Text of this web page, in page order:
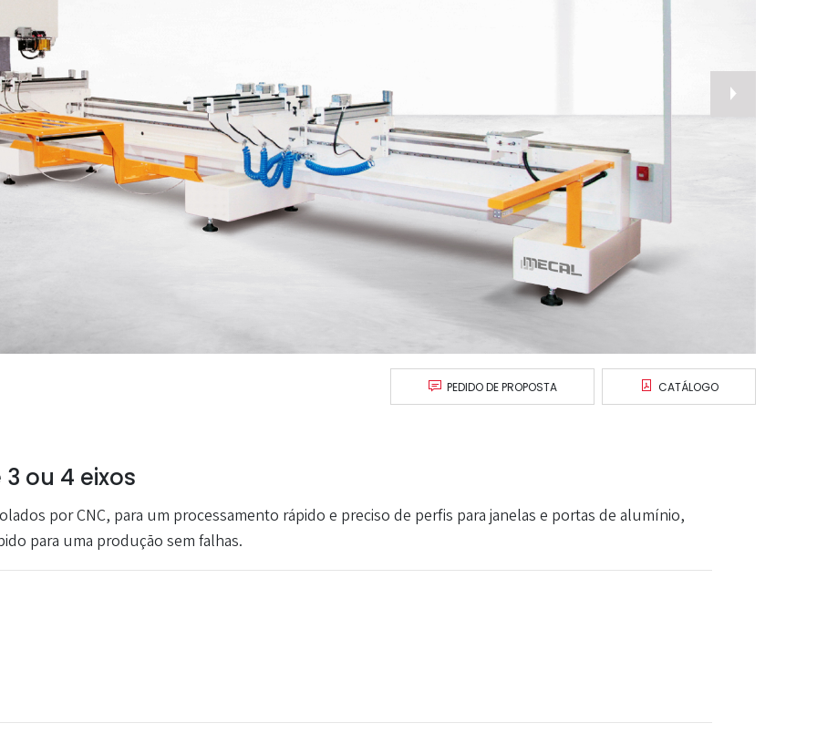
PEDIDO DE PROPOSTA CATÁLOGO
ou 4 eixos
por CNC, para um processamento rápido e preciso de perfis para janelas e portas de alumínio,
para uma produção sem falhas.